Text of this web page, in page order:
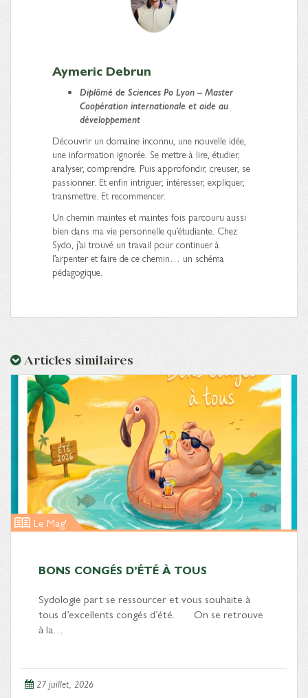
Aymeric Debrun
Diplômé de Sciences Po Lyon – Master
Coopération internationale et aide au
développement
Découvrir un domaine inconnu, une nouvelle idée,
une information ignorée. Se mettre à lire, étudier,
analyser, comprendre. Puis approfondir, creuser, se
passionner. Et enfin intriguer, intéresser, expliquer,
transmettre. Et recommencer.
Un chemin maintes et maintes fois parcouru aussi
bien dans ma vie personnelle qu’étudiante. Chez
Sydo, j’ai trouvé un travail pour continuer à
l’arpenter et faire de ce chemin… un schéma
pédagogique.
Articles similaires
Le Mag'
BONS CONGÉS D’ÉTÉ À TOUS
Sydologie part se ressourcer et vous souhaite à
tous d’excellents congés d’été. On se retrouve
à la…
27 juillet, 2026